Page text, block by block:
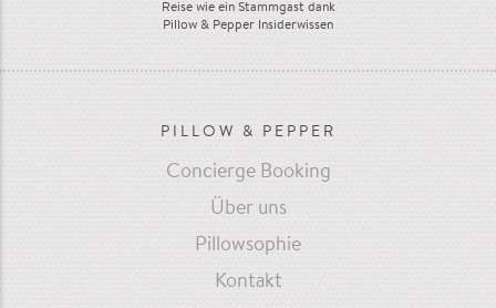
Reise wie ein Stammgast dank
Pillow & Pepper Insiderwissen
PILLOW & PEPPER
Concierge Booking
Über uns
Pillowsophie
Kontakt